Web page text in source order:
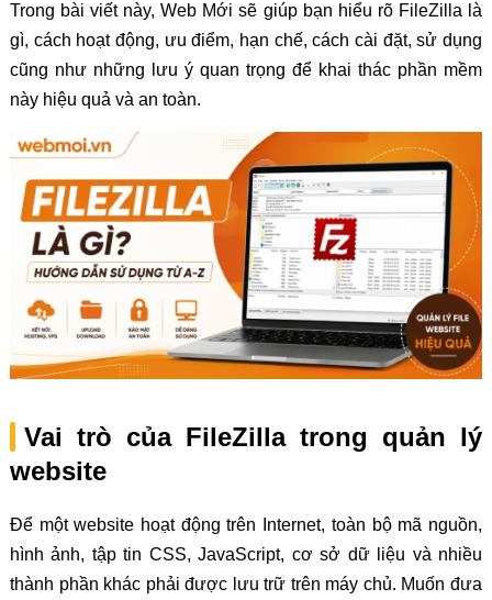
Trong bài viết này, Web Mới sẽ giúp bạn hiểu rõ FileZilla là
gì, cách hoạt động, ưu điểm, hạn chế, cách cài đặt, sử dụng
cũng như những lưu ý quan trọng để khai thác phần mềm
này hiệu quả và an toàn.
Vai trò của FileZilla trong quản lý
website
Để một website hoạt động trên Internet, toàn bộ mã nguồn,
hình ảnh, tập tin CSS, JavaScript, cơ sở dữ liệu và nhiều
thành phần khác phải được lưu trữ trên máy chủ. Muốn đưa